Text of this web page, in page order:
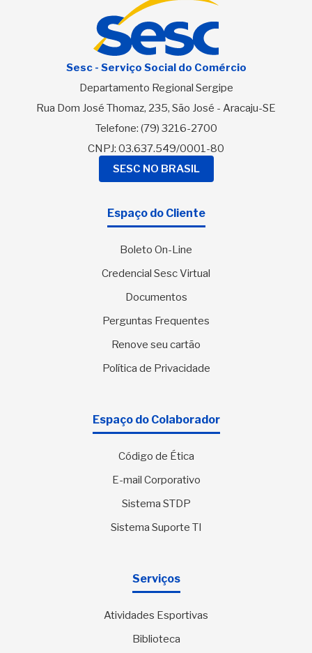
Sesc - Serviço Social do Comércio
Departamento Regional Sergipe
Rua Dom José Thomaz, 235, São José - Aracaju-SE
Telefone: (79) 3216-2700
CNPJ: 03.637.549/0001-80
SESC NO BRASIL
Espaço do Cliente
Boleto On-Line
Credencial Sesc Virtual
Documentos
Perguntas Frequentes
Renove seu cartão
Política de Privacidade
Espaço do Colaborador
Código de Ética
E-mail Corporativo
Sistema STDP
Sistema Suporte TI
Serviços
Atividades Esportivas
Biblioteca